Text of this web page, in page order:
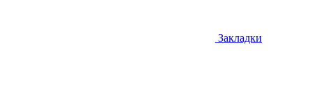
Закладки